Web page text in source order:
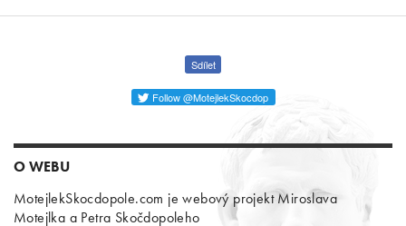
Sdílet
Follow @MotejlekSkocdop
O WEBU
MotejlekSkocdopole.com je webový projekt Miroslava
Motejlka a Petra Skočdopoleho